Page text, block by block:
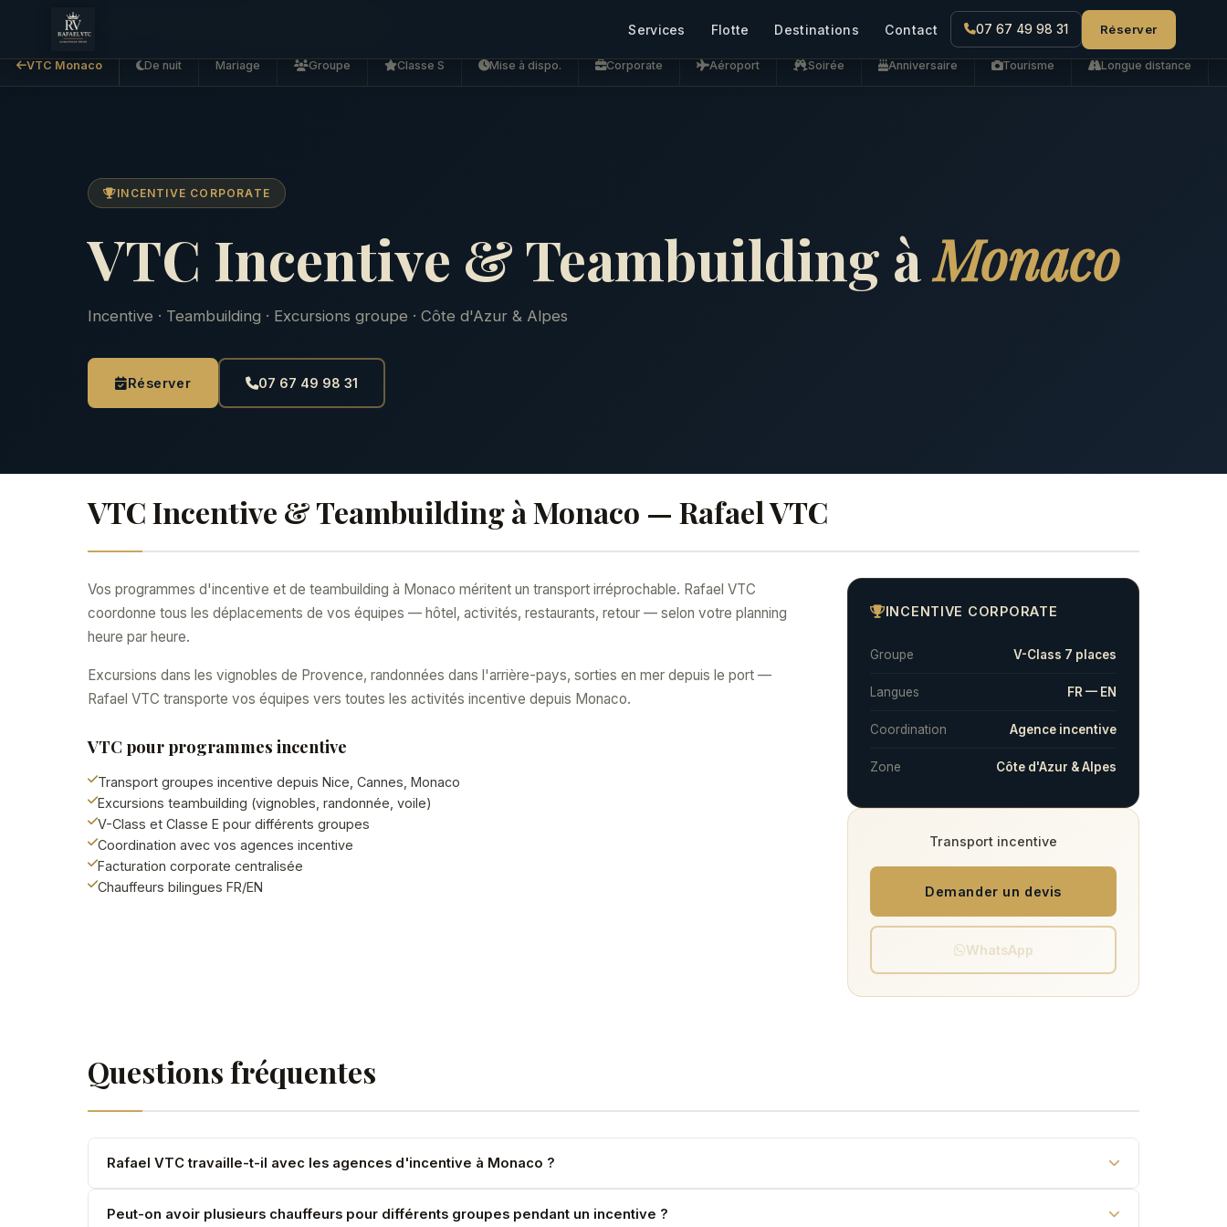
Services Flotte Destinations Contact 07 67 49 98 31 Réserver
VTC Monaco De nuit Mariage Groupe Classe S Mise à dispo. Corporate Aéroport Soirée Anniversaire Tourisme Longue distance
INCENTIVE CORPORATE
VTC Incentive & Teambuilding àMonaco
Incentive · Teambuilding · Excursions groupe · Côte d'Azur & Alpes
Réserver 07 67 49 98 31
VTC Incentive & Teambuilding à Monaco — Rafael VTC
Vos programmes d'incentive et de teambuilding à Monaco méritent un transport irréprochable. Rafael VTC
coordonne tous les déplacements de vos équipes — hôtel, activités, restaurants, retour — selon votre planning
heure par heure.
Excursions dans les vignobles de Provence, randonnées dans l'arrière-pays, sorties en mer depuis le port —
Rafael VTC transporte vos équipes vers toutes les activités incentive depuis Monaco.
VTC pour programmes incentive
Transport groupes incentive depuis Nice, Cannes, Monaco
Excursions teambuilding (vignobles, randonnée, voile)
V-Class et Classe E pour différents groupes
Coordination avec vos agences incentive
Facturation corporate centralisée
Chauffeurs bilingues FR/EN
INCENTIVE CORPORATE
Groupe V-Class 7 places
Langues FR — EN
Coordination Agence incentive
Zone Côte d'Azur & Alpes
Transport incentive
Demander un devis
WhatsApp
Questions fréquentes
Rafael VTC travaille-t-il avec les agences d'incentive à Monaco ?
Oui. Nous sommes un partenaire régulier des agences incentive — coordination, flexibilité et réactivité garanties.
Peut-on avoir plusieurs chauffeurs pour différents groupes pendant un incentive ?